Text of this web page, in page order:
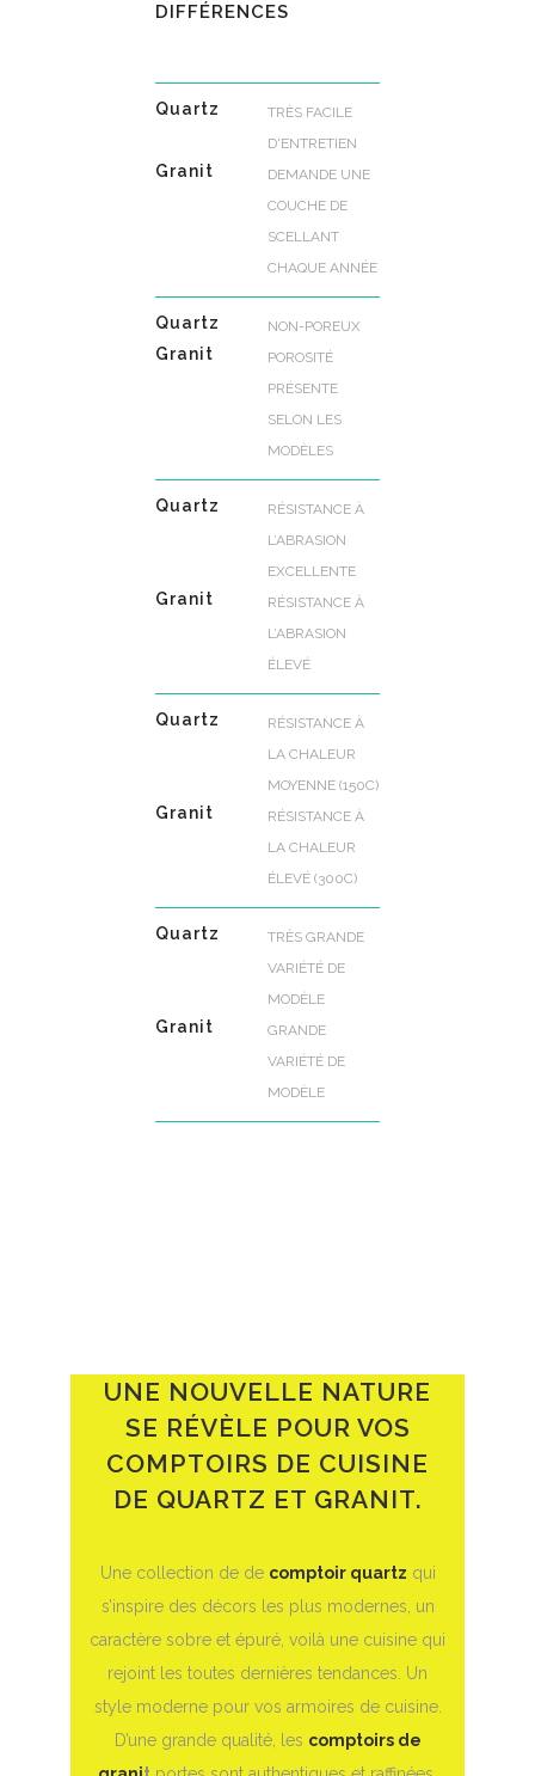
DIFFÉRENCES
Quartz
TRÈS FACILE
D'ENTRETIEN
Granit
DEMANDE UNE
COUCHE DE
SCELLANT
CHAQUE ANNÉE
Quartz NON-POREUX
Granit
POROSITÉ
PRÉSENTE
SELON LES
MODÈLES
Quartz
RÉSISTANCE À
L’ABRASION
EXCELLENTE
Granit
RÉSISTANCE À
L’ABRASION
ÉLEVÉ
Quartz
RÉSISTANCE À
LA CHALEUR
MOYENNE (150C)
Granit
RÉSISTANCE À
LA CHALEUR
ÉLEVÉ (300C)
Quartz
TRÈS GRANDE
VARIÉTÉ DE
MODÈLE
Granit
GRANDE
VARIÉTÉ DE
MODÈLE
UNE NOUVELLE NATURE
SE RÉVÈLE POUR VOS
COMPTOIRS DE CUISINE
DE QUARTZ ET GRANIT.
Une collection de de comptoir quartz qui
s’inspire des décors les plus modernes, un
caractère sobre et épuré, voilà une cuisine qui
rejoint les toutes dernières tendances. Un
style moderne pour vos armoires de cuisine.
D’une grande qualité, les comptoirs de